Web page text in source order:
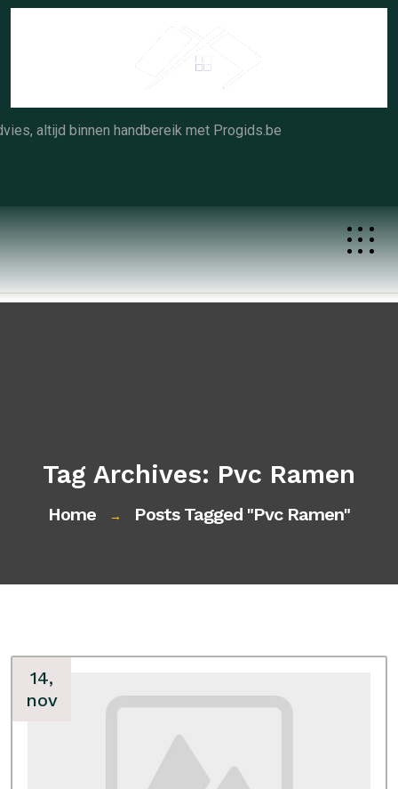
Skip
altijd binnen handbereik met Progids.be
Tag Archives: Pvc Ramen
Home → Posts Tagged "pvc Ramen"
14,
nov